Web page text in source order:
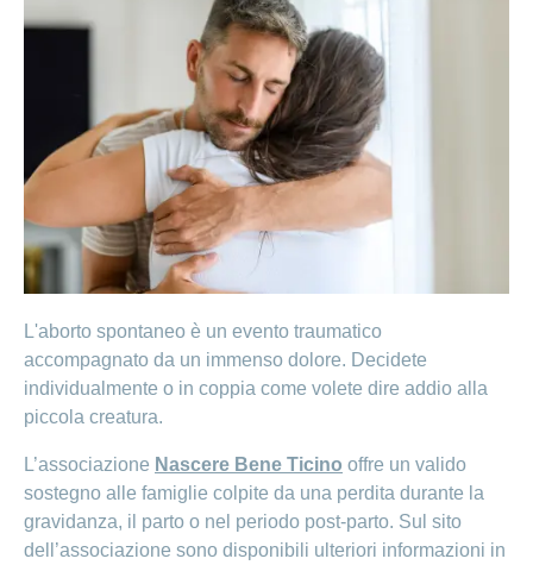
L'aborto spontaneo è un evento traumatico
accompagnato da un immenso dolore. Decidete
individualmente o in coppia come volete dire addio alla
piccola creatura.
L’associazione Nascere Bene Ticino offre un valido
sostegno alle famiglie colpite da una perdita durante la
gravidanza, il parto o nel periodo post-parto. Sul sito
dell’associazione sono disponibili ulteriori informazioni in